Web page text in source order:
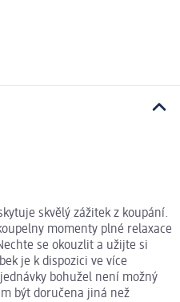
skvělý zážitek z koupání.
momenty plné relaxace
se okouzlit a užijte si
je k dispozici ve více
bohužel není možný
být doručena jiná než